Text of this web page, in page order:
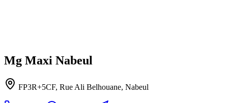
Mg Maxi Nabeul
FP3R+5CF, Rue Ali Belhouane, Nabeul‎